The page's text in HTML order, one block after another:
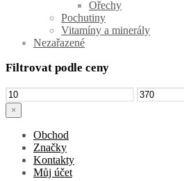
Ořechy
Pochutiny
Vitamíny a minerály
Nezařazené
Filtrovat podle ceny
Minimální
cena
Maximální
cena
×
Obchod
Značky
Kontakty
Můj účet